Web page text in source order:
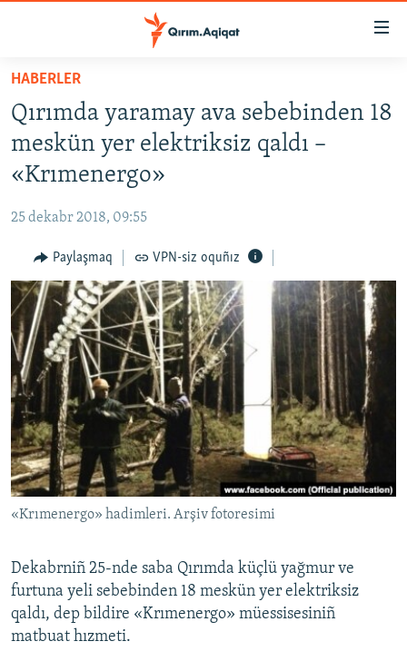
Esas
qaytmaq
Baş
navigatsiyağa
qaytmaq
Qıdıruvğa
HABERLER
SİYASET
İQTİSADİYAT
MEDENİYET
İNSAN AQLARI
VİDEO
SÜRET
BLOGLAR
FİKİR
Русский
Українською
QOŞULIÑIZ!
RFE/RS bütün saytları
HABERLER
Qırımda yaramay ava sebebinden 18
meskün yer elektriksiz qaldı –
«Krımenergo»
25 dekabr 2018, 09:55
Paylaşmaq VPN-siz oquñız
«Krımenergo» hadimleri. Arşiv fotoresimi
Dekabrniñ 25-nde saba Qırımda küçlü yağmur ve
furtuna yeli sebebinden 18 meskün yer elektriksiz
qaldı, dep bildire «Krımenergo» müessisesiniñ
matbuat hızmeti.